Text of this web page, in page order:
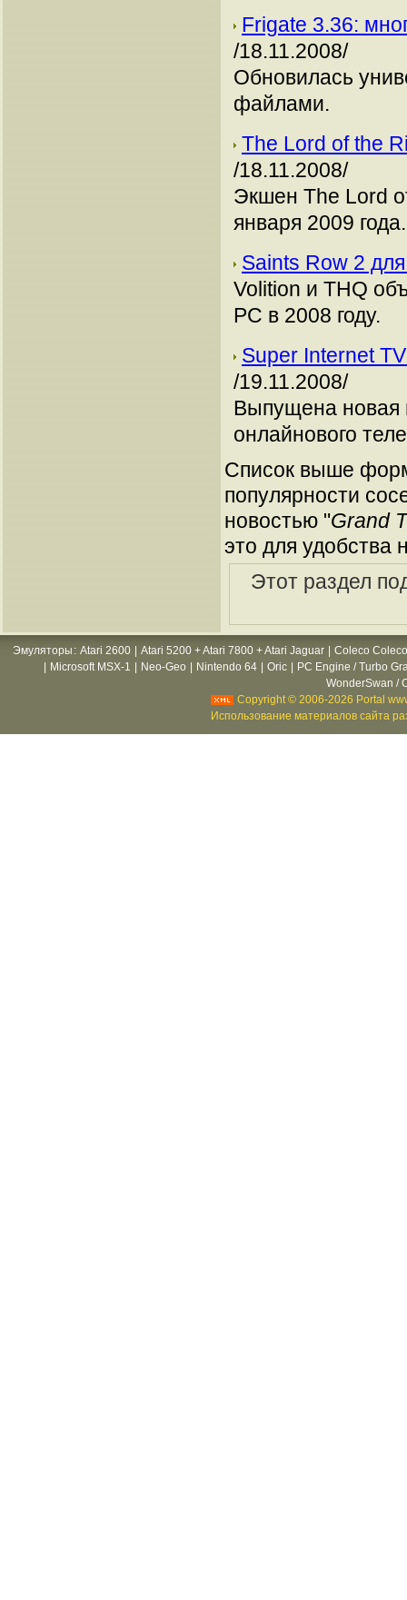
Frigate 3.36:
/18.11.2008/
Обновилась
файлами.
The Lord of the
/18.11.2008/
Экшен The Lord
января 2009 года.
Saints Row 2
Volition и THQ
РС в 2008 году.
Super Internet
/19.11.2008/
Выпущена новая
онлайнового
Список выше
популярности
новостью "Grand
это для удобства
Этот раздел
Эмуляторы : Atari 2600 Atari 5200 + Atari 7800 + Atari Jaguar
Coleco
Microsoft MSX-1 Neo-Geo Nintendo 64 Oric
PC Engine / Turbo
WonderSwan /
Copyright © 2006-2026 Portal
Использование материалов сайта